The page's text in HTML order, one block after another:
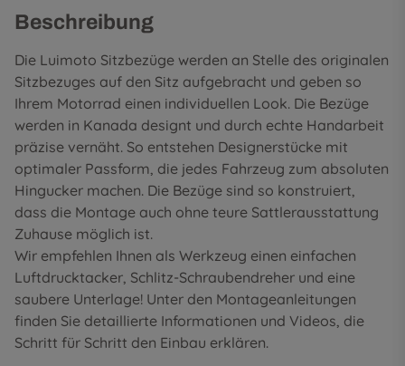
Beschreibung
Die Luimoto Sitzbezüge werden an Stelle des originalen
Sitzbezuges auf den Sitz aufgebracht und geben so
Ihrem Motorrad einen individuellen Look. Die Bezüge
werden in Kanada designt und durch echte Handarbeit
präzise vernäht. So entstehen Designerstücke mit
optimaler Passform, die jedes Fahrzeug zum absoluten
Hingucker machen. Die Bezüge sind so konstruiert,
dass die Montage auch ohne teure Sattlerausstattung
Zuhause möglich ist.
Wir empfehlen Ihnen als Werkzeug einen einfachen
Luftdrucktacker, Schlitz-Schraubendreher und eine
saubere Unterlage! Unter den Montageanleitungen
finden Sie detaillierte Informationen und Videos, die
Schritt für Schritt den Einbau erklären.